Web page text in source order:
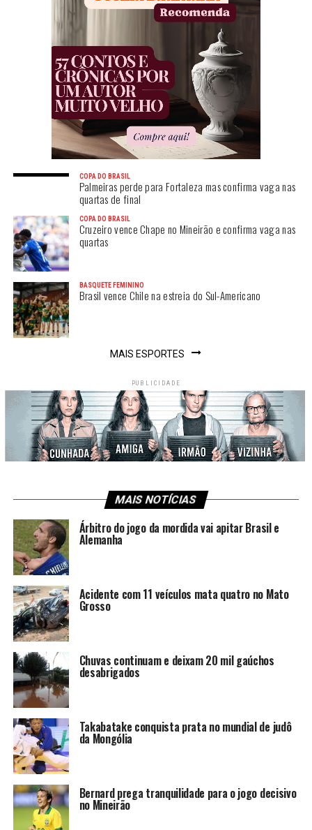
COPA DO BRASIL
Palmeiras perde para Fortaleza mas confirma vaga nas
quartas de final
COPA DO BRASIL
Cruzeiro vence Chape no Mineirão e confirma vaga nas
quartas
BASQUETE FEMININO
Brasil vence Chile na estreia do Sul-Americano
MAIS ESPORTES
PUBLICIDADE
MAIS NOTÍCIAS
Árbitro do jogo da mordida vai apitar Brasil e
Alemanha
Acidente com 11 veículos mata quatro no Mato
Grosso
Chuvas continuam e deixam 20 mil gaúchos
desabrigados
Takabatake conquista prata no mundial de judô
da Mongólia
Bernard prega tranquilidade para o jogo decisivo
no Mineirão